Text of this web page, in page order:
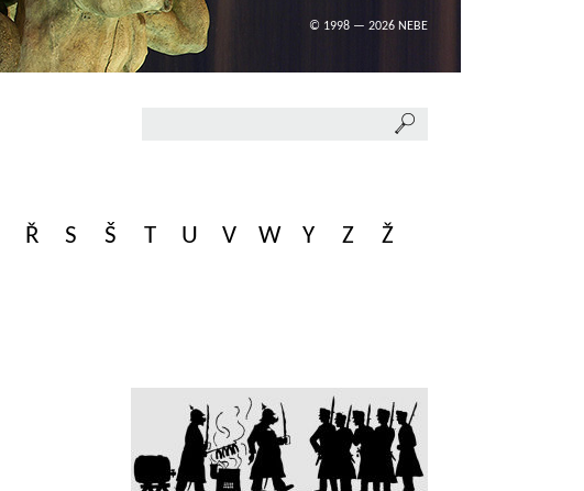
© 1998 — 2026 NEBE
Ř S Š T U V W Y Z Ž